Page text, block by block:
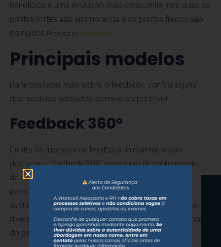
benefícios é uma evolução mais consciente, nos quais os
pontos fortes são aprimorados e os pontos fracos são
corrigidos. Powered by Rock Convert
Principais modelos
Para conhecer mais sobre o feedback, confira alguns
dos modelos adotados no meio corporativo!
Feedback 360°
Dentre os modelos de feedback, inicialmente vale
destacar o feedback 360°, esse é um desdobramento
da avaliação de desempenho 360°
possuem relação com o colaborador participam da
avaliação, tornando assim o feedback mais variado e
diversificado, no qual várias perspectivas, assim como a
do gestor, passam a ser aceitas e absorvidas.